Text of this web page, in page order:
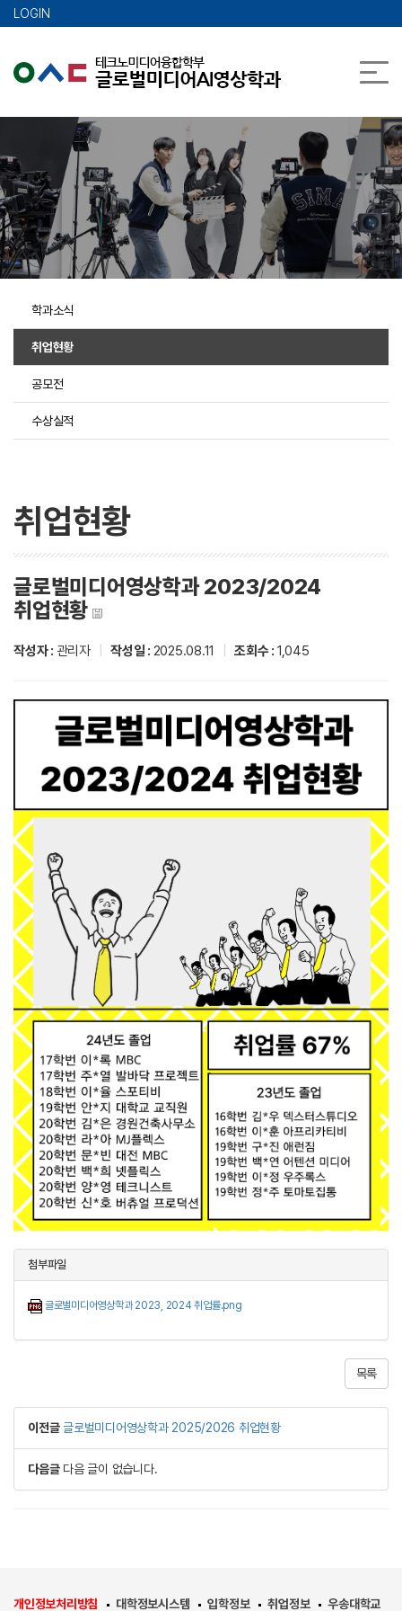
LOGIN
학과소식
취업현황
공모전
수상실적
취업현황
글로벌미디어영상학과 2023/2024
취업현황
작성자 : 관리자 작성일 : 2025.08.11 조회수 : 1,045
첨부파일
글로벌미디어영상학과 2023, 2024 취업률.png
목록
이전글 글로벌미디어영상학과 2025/2026 취업현황
다음글 다음 글이 없습니다.
개인정보처리방침 대학정보시스템 입학정보 취업정보 우송대학교